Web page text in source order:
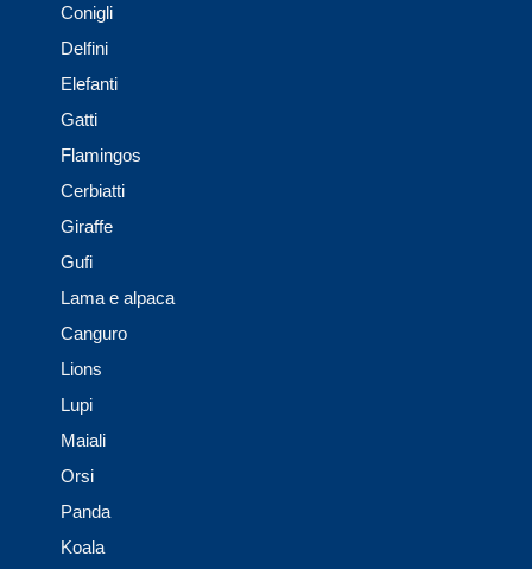
Conigli
Delfini
Elefanti
Gatti
Flamingos
Cerbiatti
Giraffe
Gufi
Lama e alpaca
Canguro
Lions
Lupi
Maiali
Orsi
Panda
Koala